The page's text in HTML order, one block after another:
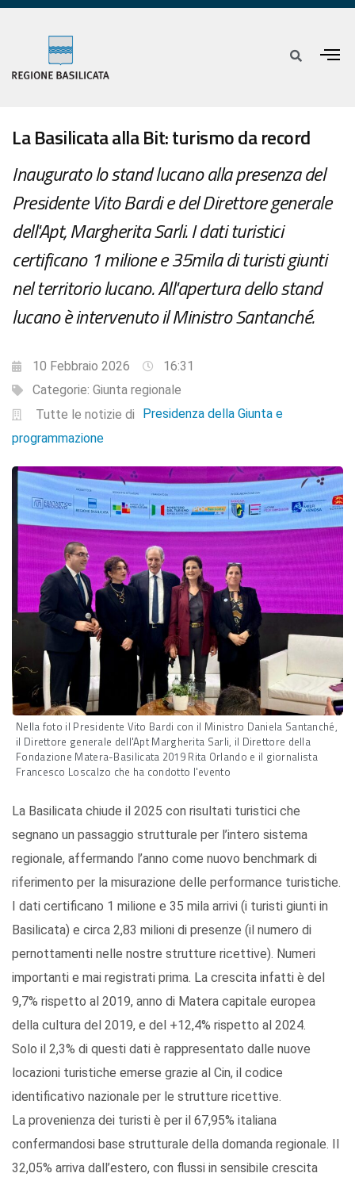
La Basilicata alla Bit: turismo da record
Inaugurato lo stand lucano alla presenza del
Presidente Vito Bardi e del Direttore generale
dell'Apt, Margherita Sarli. I dati turistici
certificano 1 milione e 35mila di turisti giunti
nel territorio lucano. All'apertura dello stand
lucano è intervenuto il Ministro Santanché.
10 Febbraio 2026
16:31
Categorie: Giunta regionale
Tutte le notizie di
Presidenza della Giunta e
programmazione
Nella foto il Presidente Vito Bardi con il Ministro Daniela Santanché,
il Direttore generale dell'Apt Margherita Sarli, il Direttore della
Fondazione Matera-Basilicata 2019 Rita Orlando e il giornalista
Francesco Loscalzo che ha condotto l'evento
La Basilicata chiude il 2025 con risultati turistici che
segnano un passaggio strutturale per l’intero sistema
regionale, affermando l’anno come nuovo benchmark di
riferimento per la misurazione delle performance turistiche.
I dati certificano 1 milione e 35 mila arrivi (i turisti giunti in
Basilicata) e circa 2,83 milioni di presenze (il numero di
pernottamenti nelle nostre strutture ricettive). Numeri
importanti e mai registrati prima. La crescita infatti è del
9,7% rispetto al 2019, anno di Matera capitale europea
della cultura del 2019, e del +12,4% rispetto al 2024.
Solo il 2,3% di questi dati è rappresentato dalle nuove
locazioni turistiche emerse grazie al Cin, il codice
identificativo nazionale per le strutture ricettive.
La provenienza dei turisti è per il 67,95% italiana
confermandosi base strutturale della domanda regionale. Il
32,05% arriva dall’estero, con flussi in sensibile crescita